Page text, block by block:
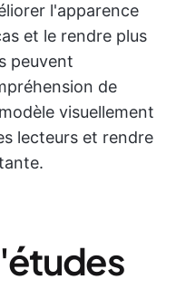
l'apparence
et le rendre plus
peuvent
de
visuellement
lecteurs et rendre